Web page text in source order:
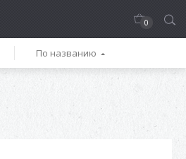
0
По названию